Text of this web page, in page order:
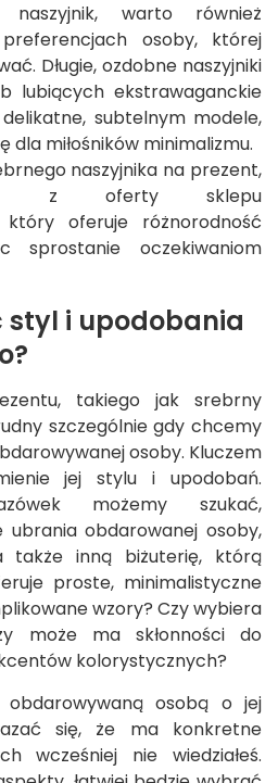
naszyjnik, warto również
osoby, której
Długie, ozdobne naszyjniki
lubiących ekstrawaganckie
subtelnym modele,
dla miłośników minimalizmu.
naszyjnika na prezent,
z oferty sklepu
oferuje różnorodność
sprostanie oczekiwaniom
styl i upodobania
takiego jak srebrny
szczególnie gdy chcemy
osoby. Kluczem
jej stylu i upodobań.
możemy szukać,
ubrania obdarowanej osoby,
także inną biżuterię, którą
proste, minimalistyczne
wzory? Czy wybiera
może ma skłonności do
kolorystycznych?
obdarowywaną osobą o jej
się, że ma konkretne
wcześniej nie wiedziałeś.